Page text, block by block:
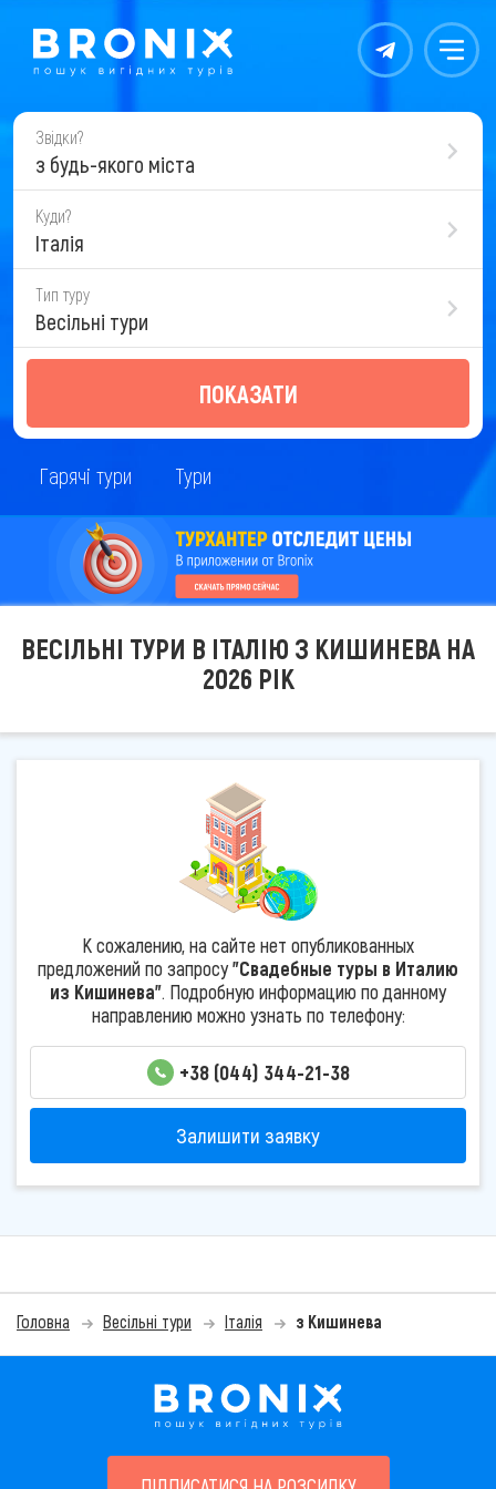
Контакты Меню
Звідки?
з будь-якого міста
Куди?
Італія
Тип туру
Весільні тури
ПОКАЗАТИ
Гарячі тури Тури
ВЕСІЛЬНІ ТУРИ В ІТАЛІЮ З КИШИНЕВА НА
2026 РІК
К сожалению, на сайте нет опубликованных
предложений по запросу"Свадебные туры в Италию
из Кишинева". Подробную информацию по данному
направлению можно узнать по телефону:
+38 (044) 344-21-38
Залишити заявку
Головна Весільні тури Італія з Кишинева